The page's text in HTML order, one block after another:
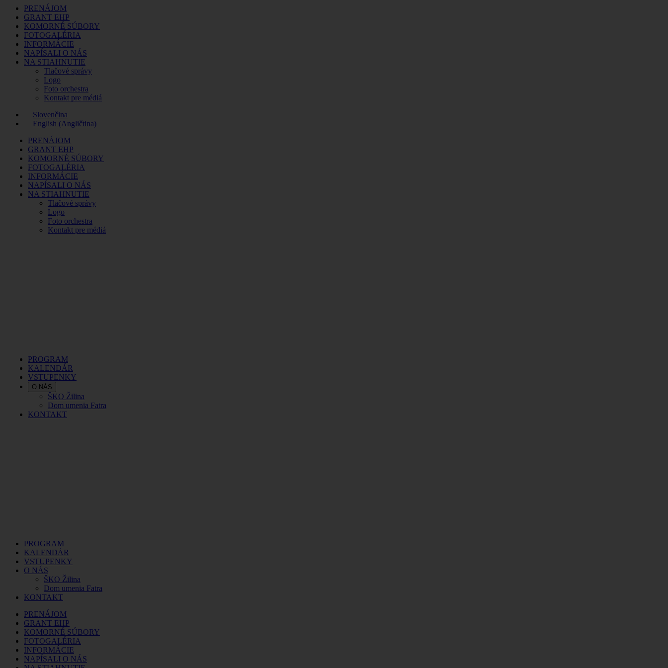
PRENÁJOM
GRANT EHP
KOMORNÉ SÚBORY
FOTOGALÉRIA
INFORMÁCIE
NAPÍSALI O NÁS
NA STIAHNUTIE
Tlačové správy
Logo
Foto orchestra
Kontakt pre médiá
Slovenčina
English (Angličtina)
PRENÁJOM
GRANT EHP
KOMORNÉ SÚBORY
FOTOGALÉRIA
INFORMÁCIE
NAPÍSALI O NÁS
NA STIAHNUTIE
Tlačové správy
Logo
Foto orchestra
Kontakt pre médiá
PROGRAM
KALENDÁR
VSTUPENKY
O NÁS
ŠKO Žilina
Dom umenia Fatra
KONTAKT
PROGRAM
KALENDÁR
VSTUPENKY
O NÁS
ŠKO Žilina
Dom umenia Fatra
KONTAKT
PRENÁJOM
GRANT EHP
KOMORNÉ SÚBORY
FOTOGALÉRIA
INFORMÁCIE
NAPÍSALI O NÁS